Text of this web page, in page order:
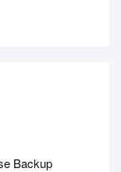
Backup